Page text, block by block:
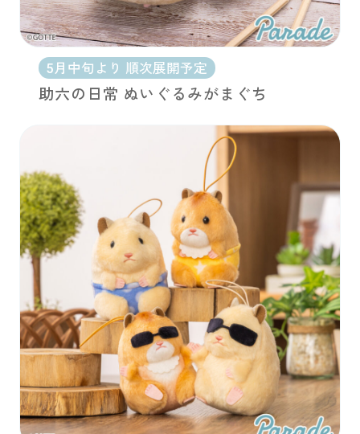
5月中旬より 順次展開予定
助六の日常 ぬいぐるみがまぐち